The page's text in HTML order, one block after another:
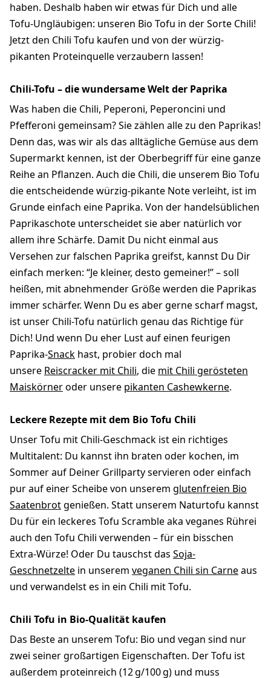
haben. Deshalb haben wir etwas für Dich und alle
Tofu-Ungläubigen: unseren Bio Tofu in der Sorte Chili!
Jetzt den Chili Tofu kaufen und von der würzig-
pikanten Proteinquelle verzaubern lassen!
Chili-Tofu – die wundersame Welt der Paprika
Was haben die Chili, Peperoni, Peperoncini und
Pfefferoni gemeinsam? Sie zählen alle zu den Paprikas!
Denn das, was wir als das alltägliche Gemüse aus dem
Supermarkt kennen, ist der Oberbegriff für eine ganze
Reihe an Pflanzen. Auch die Chili, die unserem Bio Tofu
die entscheidende würzig-pikante Note verleiht, ist im
Grunde einfach eine Paprika. Von der handelsüblichen
Paprikaschote unterscheidet sie aber natürlich vor
allem ihre Schärfe. Damit Du nicht einmal aus
Versehen zur falschen Paprika greifst, kannst Du Dir
einfach merken: “Je kleiner, desto gemeiner!” – soll
heißen, mit abnehmender Größe werden die Paprikas
immer schärfer. Wenn Du es aber gerne scharf magst,
ist unser Chili-Tofu natürlich genau das Richtige für
Dich! Und wenn Du eher Lust auf einen feurigen
Paprika-Snack hast, probier doch mal
unsere Reiscracker mit Chili, die mit Chili gerösteten
Maiskörneroder unsere pikanten Cashewkerne.
Leckere Rezepte mit dem Bio Tofu Chili
Unser Tofu mit Chili-Geschmack ist ein richtiges
Multitalent: Du kannst ihn braten oder kochen, im
Sommer auf Deiner Grillparty servieren oder einfach
pur auf einer Scheibe von unserem glutenfreien Bio
Saatenbrotgenießen. Statt unserem Naturtofu kannst
Du für ein leckeres Tofu Scramble aka veganes Rührei
auch den Tofu Chili verwenden – für ein bisschen
Extra-Würze! Oder Du tauschst das Soja-
Geschnetzelte in unserem veganen Chili sin Carneaus
und verwandelst es in ein Chili mit Tofu.
Chili Tofu in Bio-Qualität kaufen
Das Beste an unserem Tofu: Bio und vegan sind nur
zwei seiner großartigen Eigenschaften. Der Tofu ist
außerdem proteinreich (12 g/100 g) und muss